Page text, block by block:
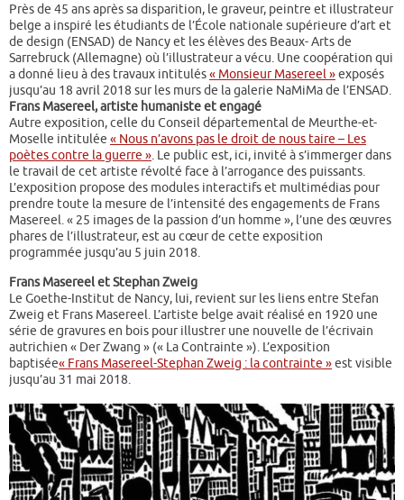
Près de 45 ans après sa disparition, le graveur, peintre et illustrateur
belge a inspiré les étudiants de l’École nationale supérieure d’art et
de design (ENSAD) de Nancy et les élèves des Beaux- Arts de
Sarrebruck (Allemagne) où l’illustrateur a vécu. Une coopération qui
a donné lieu à des travaux intitulés« Monsieur Masereel »exposés
jusqu’au 18 avril 2018 sur les murs de la galerie NaMiMa de l’ENSAD.
Frans Masereel, artiste humaniste et engagé
Autre exposition, celle du Conseil départemental de Meurthe-et-
Moselle intitulée « Nous n’avons pas le droit de nous taire – Les
poètes contre la guerre ». Le public est, ici, invité à s’immerger dans
le travail de cet artiste révolté face à l’arrogance des puissants.
L’exposition propose des modules interactifs et multimédias pour
prendre toute la mesure de l’intensité des engagements de Frans
Masereel. « 25 images de la passion d’un homme », l’une des œuvres
phares de l’illustrateur, est au cœur de cette exposition
programmée jusqu’au 5 juin 2018.
Frans Masereel et Stephan Zweig
Le Goethe-Institut de Nancy, lui, revient sur les liens entre Stefan
Zweig et Frans Masereel. L’artiste belge avait réalisé en 1920 une
série de gravures en bois pour illustrer une nouvelle de l’écrivain
autrichien « Der Zwang » (« La Contrainte »). L’exposition
baptisée« Frans Masereel-Stephan Zweig : la contrainte »est visible
jusqu’au 31 mai 2018.